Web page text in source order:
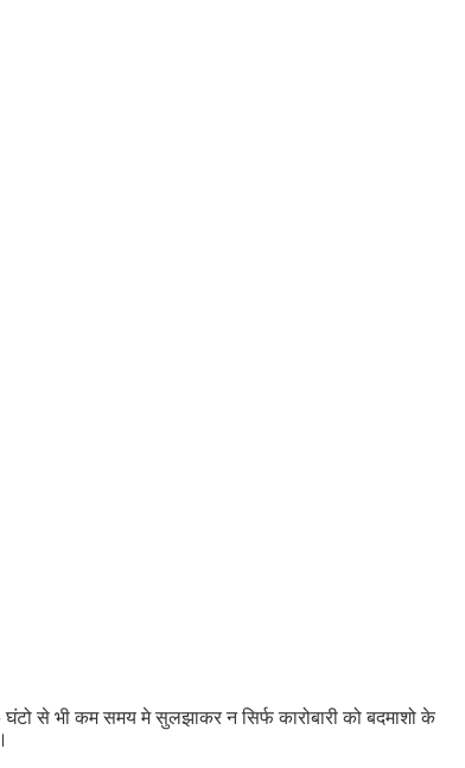
से भी कम समय मे सुलझाकर न सिर्फ कारोबारी को बदमाशो के